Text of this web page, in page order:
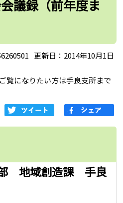
議録（前年度ま
更新日：2014年10月1日
覧になりたい方は手良支所まで
地域創造課 手良